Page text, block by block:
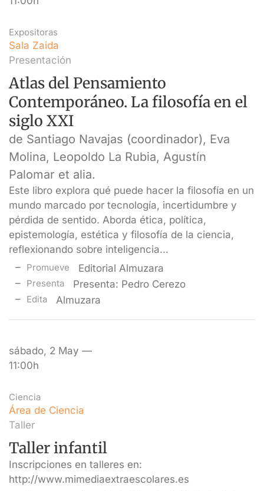
Expositoras
Sala Zaida
Presentación
Atlas del Pensamiento
Contemporáneo. La filosofía en el
siglo XXI
de Santiago Navajas (coordinador), Eva
Molina, Leopoldo La Rubia, Agustín
Palomar et alia.
Este libro explora qué puede hacer la filosofía en un
mundo marcado por tecnología, incertidumbre y
pérdida de sentido. Aborda ética, política,
epistemología, estética y filosofía de la ciencia,
reflexionando sobre inteligencia…
Promueve Editorial Almuzara
Presenta Presenta: Pedro Cerezo
Edita Almuzara
sábado, 2 May —
11:00h
Ciencia
Área de Ciencia
Taller
Taller infantil
Inscripciones en talleres en:
http://www.mimediaextraescolares.es